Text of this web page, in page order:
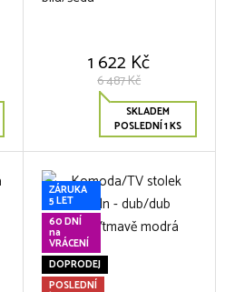
1 622 Kč
6 487 Kč
SKLADEM
POSLEDNÍ 1 KS
ZÁRUKA
5 LET
60 DNÍ
na
VRÁCENÍ
DOPRODEJ
POSLEDNÍ